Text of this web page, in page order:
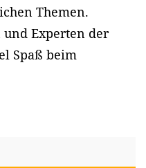
Themen.
Experten der
Spaß beim